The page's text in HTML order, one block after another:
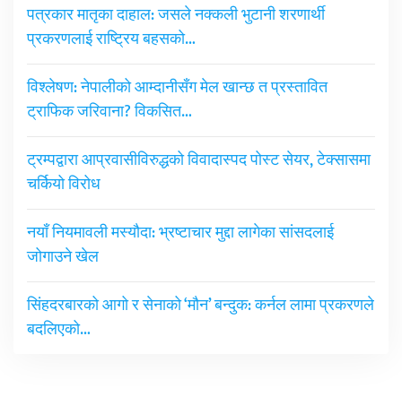
पत्रकार मातृका दाहाल: जसले नक्कली भुटानी शरणार्थी
प्रकरणलाई राष्ट्रिय बहसको…
विश्लेषण: नेपालीको आम्दानीसँग मेल खान्छ त प्रस्तावित
ट्राफिक जरिवाना? विकसित…
ट्रम्पद्वारा आप्रवासीविरुद्धको विवादास्पद पोस्ट सेयर, टेक्सासमा
चर्कियो विरोध
नयाँ नियमावली मस्यौदा: भ्रष्टाचार मुद्दा लागेका सांसदलाई
जोगाउने खेल
सिंहदरबारको आगो र सेनाको ‘मौन’ बन्दुक: कर्नल लामा प्रकरणले
बदलिएको…